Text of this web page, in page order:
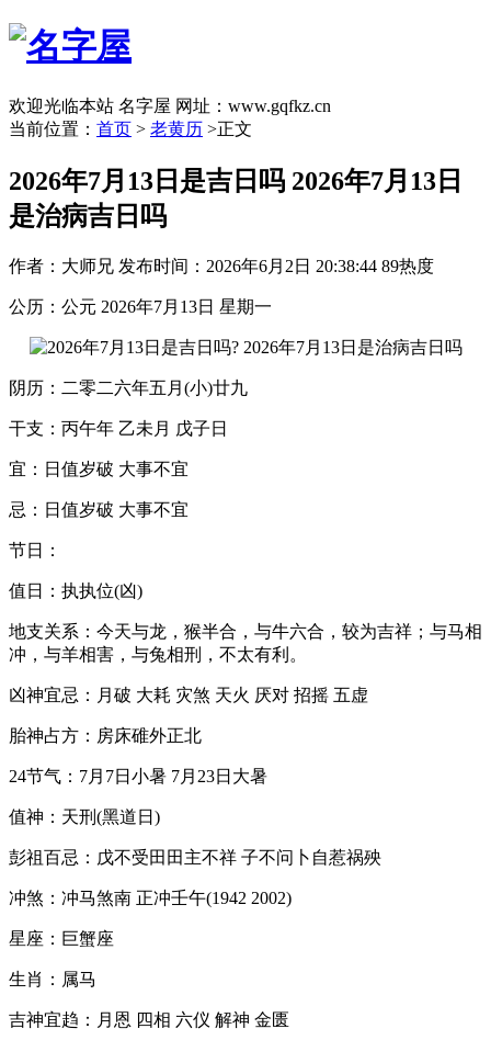
欢迎光临本站 名字屋 网址：www.gqfkz.cn
当前位置： 首页 > 老黄历 >正文
2026年7月13日是吉日吗 2026年7月13日
是治病吉日吗
作者：大师兄 发布时间：2026年6月2日 20:38:44 89热度
公历：公元 2026年7月13日 星期一
阴历：二零二六年五月(小)廿九
干支：丙午年 乙未月 戊子日
宜：日值岁破 大事不宜
忌：日值岁破 大事不宜
节日：
值日：执执位(凶)
地支关系：今天与龙，猴半合，与牛六合，较为吉祥；与马相
冲，与羊相害，与兔相刑，不太有利。
凶神宜忌：月破 大耗 灾煞 天火 厌对 招摇 五虚
胎神占方：房床碓外正北
24节气：7月7日小暑 7月23日大暑
值神：天刑(黑道日)
彭祖百忌：戊不受田田主不祥 子不问卜自惹祸殃
冲煞：冲马煞南 正冲壬午(1942 2002)
星座：巨蟹座
生肖：属马
吉神宜趋：月恩 四相 六仪 解神 金匮